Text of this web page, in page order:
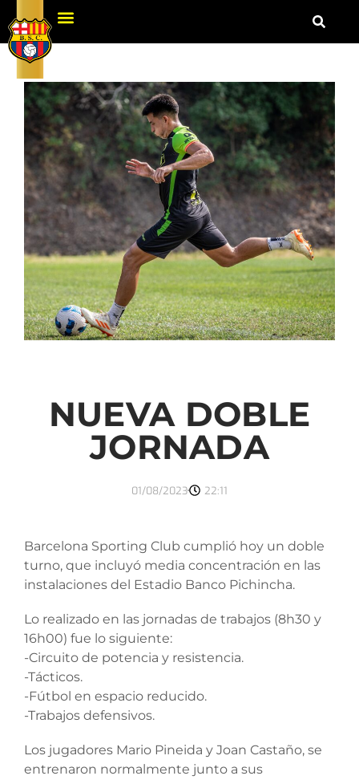
NUEVA DOBLE
JORNADA
01/08/2023 22:11
Barcelona Sporting Club cumplió hoy un doble
turno, que incluyó media concentración en las
instalaciones del Estadio Banco Pichincha.
Lo realizado en las jornadas de trabajos (8h30 y
16h00) fue lo siguiente:
-Circuito de potencia y resistencia.
-Tácticos.
-Fútbol en espacio reducido.
-Trabajos defensivos.
Los jugadores Mario Pineida y Joan Castaño, se
entrenaron normalmente junto a sus